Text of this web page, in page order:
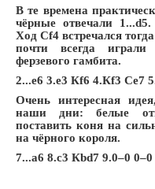
В те времена
чёрные отвечали
Ход Сf4 встречался
почти всегда
ферзевого гамбита.
2...e6 3.e3 Кf6 4.Кf3 Сe7
Очень интересная
наши дни: белые
поставить коня на
на чёрного короля.
7...a6 8.c3 Кbd7 9.0–0